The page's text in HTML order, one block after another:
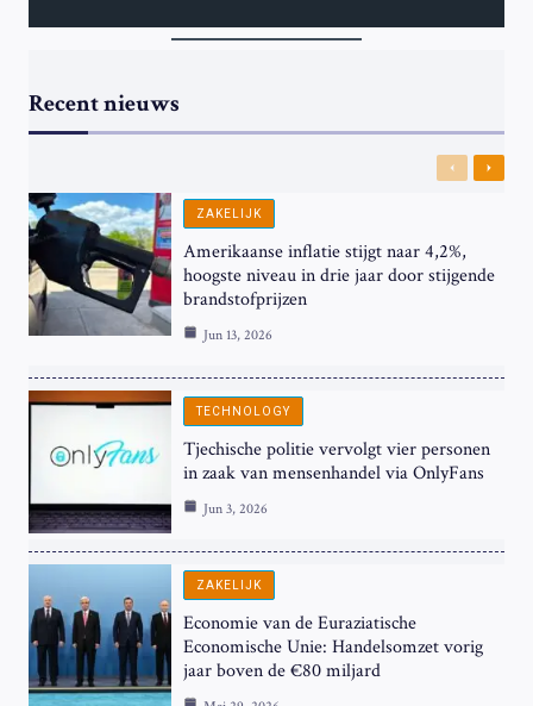
Recent nieuws
Previous
Next
ZAKELIJK
Amerikaanse inflatie stijgt naar 4,2%,
hoogste niveau in drie jaar door stijgende
brandstofprijzen
Jun 13, 2026
TECHNOLOGY
Tjechische politie vervolgt vier personen
in zaak van mensenhandel via OnlyFans
Jun 3, 2026
ZAKELIJK
Economie van de Euraziatische
Economische Unie: Handelsomzet vorig
jaar boven de €80 miljard